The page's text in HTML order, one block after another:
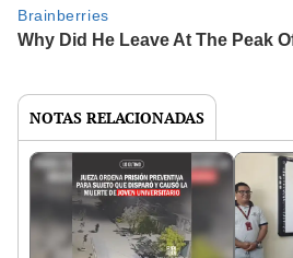
NOTAS RELACIONADAS